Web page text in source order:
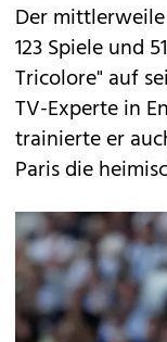
Der
123 Spiele und
Tricolore" auf
TV-Experte in
trainierte er
Paris die